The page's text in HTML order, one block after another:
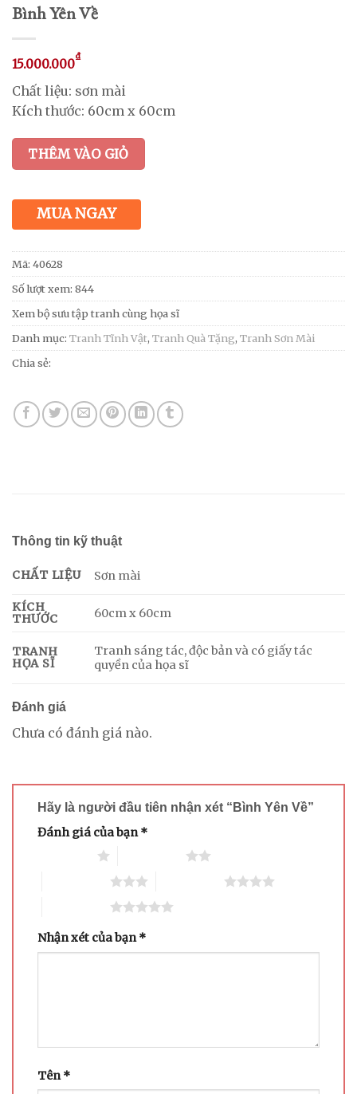
Bình Yên Về
15.000.000₫
Chất liệu: sơn mài
Kích thước: 60cm x 60cm
THÊM VÀO GIỎ
MUA NGAY
Mã: 40628
Số lượt xem: 844
Xem bộ sưu tập tranh cùng họa sĩ
Danh mục: Tranh Tĩnh Vật, Tranh Quà Tặng, Tranh Sơn Mài
Chia sẻ:
Thông tin kỹ thuật
CHẤT LIỆU Sơn mài
KÍCH
THƯỚC
60cm x 60cm
TRANH
HỌA SĨ
Tranh sáng tác, độc bản và có giấy tác
quyền của họa sĩ
Đánh giá
Chưa có đánh giá nào.
Hãy là người đầu tiên nhận xét “Bình Yên Về”
Đánh giá của bạn *
Nhận xét của bạn*
Tên *